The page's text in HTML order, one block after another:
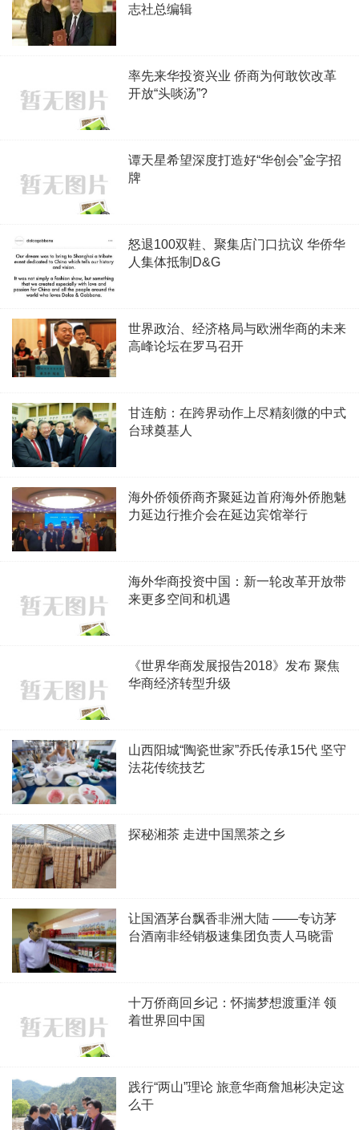
志社总编辑
率先来华投资兴业 侨商为何敢饮改革
开放“头啖汤”?
谭天星希望深度打造好“华创会”金字招
牌
怒退100双鞋、聚集店门口抗议 华侨华
人集体抵制D&G
世界政治、经济格局与欧洲华商的未来
高峰论坛在罗马召开
甘连舫：在跨界动作上尽精刻微的中式
台球奠基人
海外侨领侨商齐聚延边首府海外侨胞魅
力延边行推介会在延边宾馆举行
海外华商投资中国：新一轮改革开放带
来更多空间和机遇
《世界华商发展报告2018》发布 聚焦
华商经济转型升级
山西阳城“陶瓷世家”乔氏传承15代 坚守
法花传统技艺
探秘湘茶 走进中国黑茶之乡
让国酒茅台飘香非洲大陆 ——专访茅
台酒南非经销极速集团负责人马晓雷
十万侨商回乡记：怀揣梦想渡重洋 领
着世界回中国
践行“两山”理论 旅意华商詹旭彬决定这
么干